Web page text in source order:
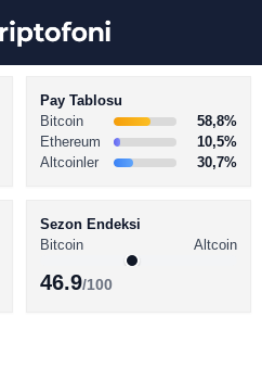
Pay Tablosu
Bitcoin
58,8%
Ethereum
10,5%
Altcoinler
30,7%
Sezon Endeksi
Bitcoin
Altcoin
46.9/100